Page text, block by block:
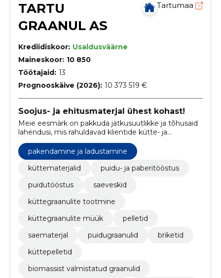
TARTU
GRAANUL AS
Tartumaa
Krediidiskoor: Usaldusväärne
Maineskoor: 10 850
Töötajaid: 13
Prognooskäive (2026): 10 373 519 €
Soojus- ja ehitusmaterjal ühest kohast!
Meie eesmärk on pakkuda jätkusuutlikke ja tõhusaid
lahendusi, mis rahuldavad klientide kütte- ja
ehitusmaterjalide vajadusi.
pakendamine ja ladustamine
küttematerjalid
puidu- ja paberitööstus
puidutööstus
saeveskid
küttegraanulite tootmine
küttegraanulite müük
pelletid
saematerjal
puidugraanulid
briketid
küttepelletid
biomassist valmistatud graanulid